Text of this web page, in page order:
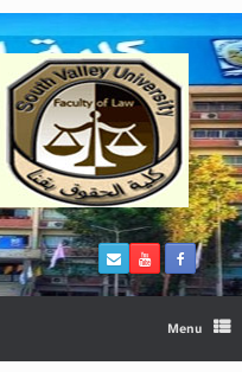
Skip
to
content
Menu